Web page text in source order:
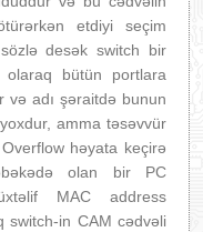
etdiyi seçim
sözlə desək switch bir
olaraq bütün portlara
və adı şəraitdə bunun
amma təsəvvür
həyata keçirə
olan bir PC
MAC address
switch-in CAM cədvəli